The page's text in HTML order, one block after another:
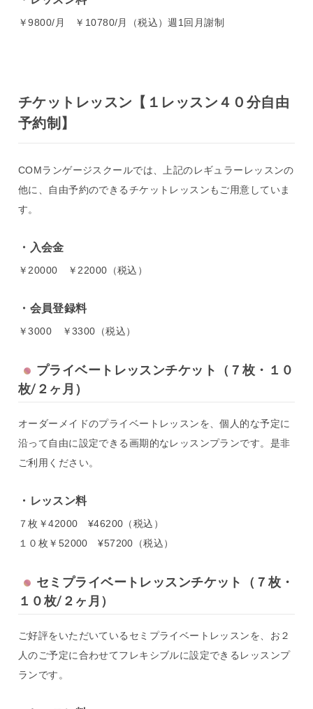
￥9800/月 ￥10780/月（税込）週1回月謝制
チケットレッスン【１レッスン４０分自由
予約制】
COMランゲージスクールでは、上記のレギュラーレッスンの
他に、自由予約のできるチケットレッスンもご用意していま
す。
入会金
￥20000 ￥22000（税込）
会員登録料
￥3000 ￥3300（税込）
プライベートレッスンチケット（７枚・１０
枚/２ヶ月）
オーダーメイドのプライベートレッスンを、個人的な予定に
沿って自由に設定できる画期的なレッスンプランです。是非
ご利用ください。
レッスン料
７枚￥42000 ¥46200（税込）
１０枚￥52000 ¥57200（税込）
セミプライベートレッスンチケット（７枚・
１０枚/２ヶ月）
ご好評をいただいているセミプライベートレッスンを、お２
人のご予定に合わせてフレキシブルに設定できるレッスンプ
ランです。